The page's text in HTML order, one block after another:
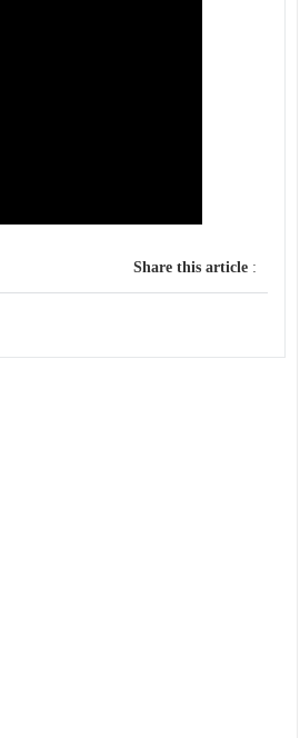
Share this article: